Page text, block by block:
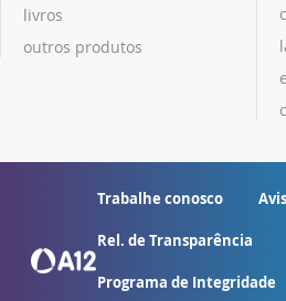
livros
outros produtos
Trabalhe conosco
Rel. de Transparência
Programa de Integridade